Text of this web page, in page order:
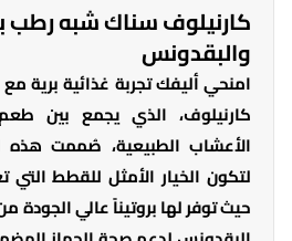
كارنيلوف سناك شبه رطب
والبقدونس
امنحي أليفك تجربة غذائية
كارنيلوف، الذي يجمع بين
الأعشاب الطبيعية، صُممت هذه
لتكون الخيار الأمثل للقطط
حيث توفر لها بروتيناً عالي